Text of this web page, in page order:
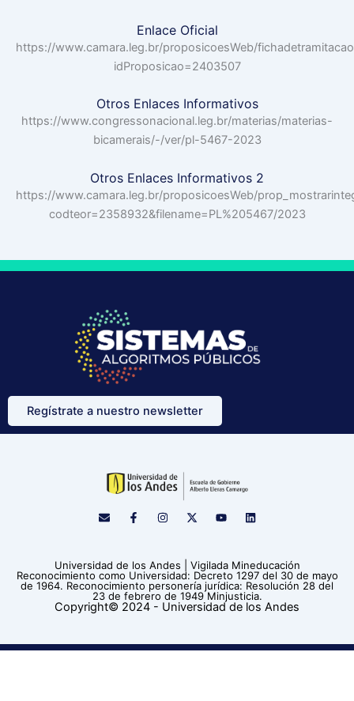
Enlace Oficial
https://www.camara.leg.br/proposicoesWeb/
idProposicao=2403507
Otros Enlaces Informativos
https://www.congressonacional.leg.br/materias/materias-
bicamerais/-/ver/pl-5467-2023
Otros Enlaces Informativos 2
https://www.camara.leg.br/proposicoesWeb/
codteor=2358932&filename=PL%205467/2023
Regístrate a nuestro newsletter
E
n
o
p
e
F
a
o
o
k
-
f
I
n
g
r
a
m
X
-
t
e
r
Y
o
b
e
L
i
d
i
n
Universidad de los Andes | Vigilada Mineducación
Reconocimiento como Universidad: Decreto 1297 del 30 de mayo
de 1964. Reconocimiento personería jurídica: Resolución 28 del
23 de febrero de 1949 Minjusticia.
Copyright© 2024 - Universidad de los Andes